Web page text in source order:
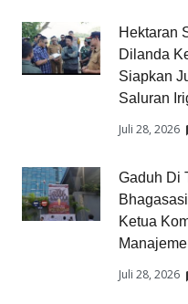
Hektaran
Dilanda
Siapkan
Saluran
Juli 28, 2026
Gaduh Di
Ketua
Juli 28, 2026